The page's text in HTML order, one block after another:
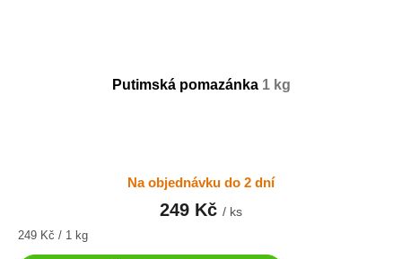
Putimská pomazánka 1 kg
Na objednávku do 2 dní
249 Kč / ks
Měrná
249 Kč / 1 kg